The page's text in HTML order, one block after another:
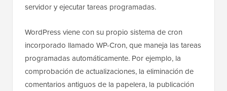
servidor y ejecutar tareas programadas.
WordPress viene con su propio sistema de cron
incorporado llamado WP-Cron, que maneja las tareas
programadas automáticamente. Por ejemplo, la
comprobación de actualizaciones, la eliminación de
comentarios antiguos de la papelera, la publicación